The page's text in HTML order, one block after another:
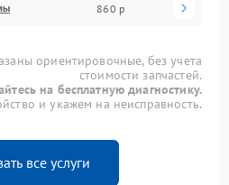
860 р
ориентировочные, без учета
стоимости запчастей.
на бесплатную диагностику.
и укажем на неисправность.
все услуги